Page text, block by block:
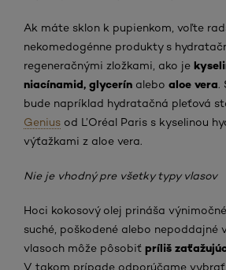
Ak máte sklon k pupienkom, voľte
nekomedogénne produkty s
regeneračnými zložkami, ako je
niacínamid, glycerín alebo aloe vera.
bude napríklad hydratačná pleťová
Genius od L’Oréal Paris s kyselinou
výťažkami z aloe vera.
Nie je vhodný pre všetky typy vlasov
Hoci kokosový olej prináša
suché, poškodené alebo nepoddajné
vlasoch môže pôsobiť príliš
V takom prípade odporúčame